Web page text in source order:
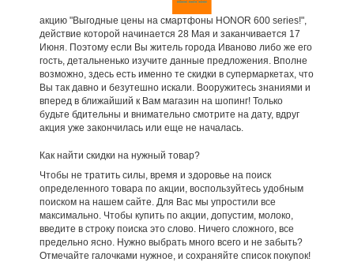
акцию "Выгодные цены на смартфоны HONOR 600 series!",
действие которой начинается 28 Мая и заканчивается 17
Июня. Поэтому если Вы житель города Иваново либо же его
гость, детальненько изучите данные предложения. Вполне
возможно, здесь есть именно те скидки в супермаркетах, что
Вы так давно и безутешно искали. Вооружитесь знаниями и
вперед в ближайший к Вам магазин на шопинг! Только
будьте бдительны и внимательно смотрите на дату, вдруг
акция уже закончилась или еще не началась.
Как найти скидки на нужный товар?
Чтобы не тратить силы, время и здоровье на поиск
определенного товара по акции, воспользуйтесь удобным
поиском на нашем сайте. Для Вас мы упростили все
максимально. Чтобы купить по акции, допустим, молоко,
введите в строку поиска это слово. Ничего сложного, все
предельно ясно. Нужно выбрать много всего и не забыть?
Отмечайте галочками нужное, и сохраняйте список покупок!